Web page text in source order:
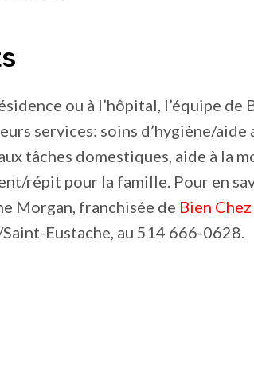
ou à l’hôpital, l’équipe de
services: soins d’hygiène/aide
tâches domestiques, aide à la
répit pour la famille. Pour en
Morgan, franchisée de Bien Chez
Eustache, au 514 666-0628.